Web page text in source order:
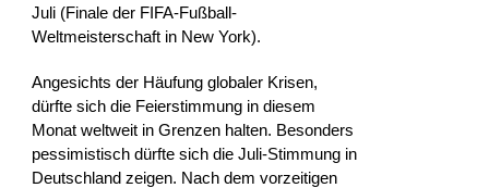
Juli (Finale der FIFA-Fußball-
Weltmeisterschaft in New York).
Angesichts der Häufung globaler Krisen,
dürfte sich die Feierstimmung in diesem
Monat weltweit in Grenzen halten. Besonders
pessimistisch dürfte sich die Juli-Stimmung in
Deutschland zeigen. Nach dem vorzeitigen